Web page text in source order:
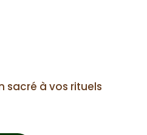
sacré à vos rituels